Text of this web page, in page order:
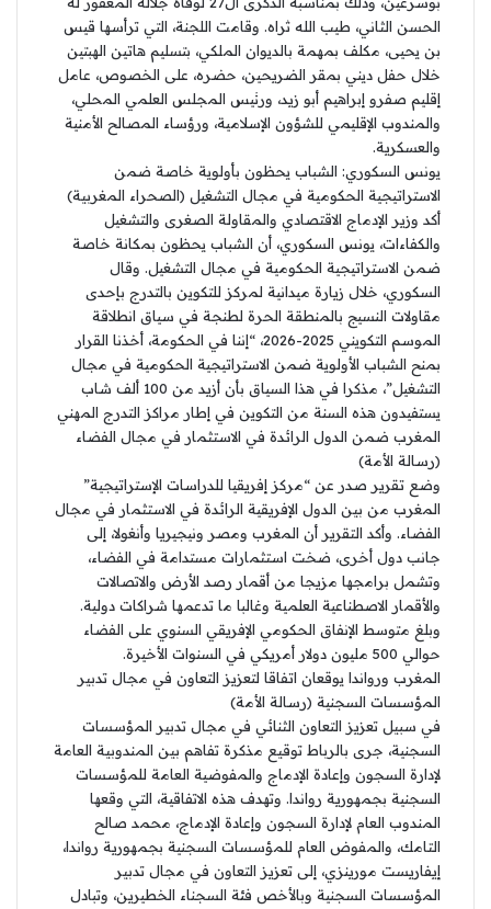
الحسن الثاني، طيب الله ثراه. وقامت اللجنة، التي ترأسها قيس
بن يحيى، مكلف بمهمة بالديوان الملكي، بتسليم هاتين الهبتين
خلال حفل ديني بمقر الضريحين، حضره، على الخصوص، عامل
إقليم صفرو إبراهيم أبو زيد، ورئيس المجلس العلمي المحلي،
والمندوب الإقليمي للشؤون الإسلامية، ورؤساء المصالح الأمنية
والعسكرية.
يونس السكوري: الشباب يحظون بأولوية خاصة ضمن
الاستراتيجية الحكومية في مجال التشغيل (الصحراء المغربية)
أكد وزير الإدماج الاقتصادي والمقاولة الصغرى والتشغيل
والكفاءات، يونس السكوري، أن الشباب يحظون بمكانة خاصة
ضمن الاستراتيجية الحكومية في مجال التشغيل. وقال
السكوري، خلال زيارة ميدانية لمركز للتكوين بالتدرج بإحدى
مقاولات النسيج بالمنطقة الحرة لطنجة في سياق انطلاقة
الموسم التكويني 2025-2026، “إننا في الحكومة، أخذنا القرار
بمنح الشباب الأولوية ضمن الاستراتيجية الحكومية في مجال
التشغيل”، مذكرا في هذا السياق بأن أزيد من 100 ألف شاب
يستفيدون هذه السنة من التكوين في إطار مراكز التدرج المهني
المغرب ضمن الدول الرائدة في الاستثمار في مجال الفضاء
(رسالة الأمة)
وضع تقرير صدر عن “مركز إفريقيا للدراسات الإستراتيجية”
المغرب من بين الدول الإفريقية الرائدة في الاستثمار في مجال
الفضاء. وأكد التقرير أن المغرب ومصر ونيجيريا وأنغولا، إلى
جانب دول أخرى، ضخت استثمارات مستدامة في الفضاء،
وتشمل برامجها مزيجا من أقمار رصد الأرض والاتصالات
والأقمار الاصطناعية العلمية وغالبا ما تدعمها شراكات دولية.
وبلغ متوسط الإنفاق الحكومي الإفريقي السنوي على الفضاء
حوالي 500 مليون دولار أمريكي في السنوات الأخيرة.
المغرب ورواندا يوقعان اتفاقا لتعزيز التعاون في مجال تدبير
المؤسسات السجنية (رسالة الأمة)
في سبيل تعزيز التعاون الثنائي في مجال تدبير المؤسسات
السجنية، جرى بالرباط توقيع مذكرة تفاهم بين المندوبية العامة
لإدارة السجون وإعادة الإدماج والمفوضية العامة للمؤسسات
السجنية بجمهورية رواندا. وتهدف هذه الاتفاقية، التي وقعها
المندوب العام لإدارة السجون وإعادة الإدماج، محمد صالح
التامك، والمفوض العام للمؤسسات السجنية بجمهورية رواندا،
إيفاريست مورينزي، إلى تعزيز التعاون في مجال تدبير
المؤسسات السجنية وبالأخص فئة السجناء الخطيرين، وتبادل